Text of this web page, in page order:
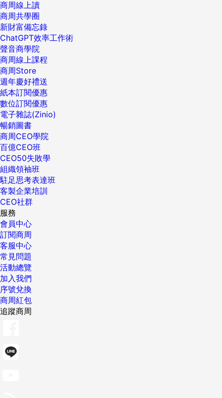
商周線上讀
商周共學圈
新財富備忘錄
ChatGPT效率工作術
聲音商學院
商周線上課程
商周Store
週年慶好禮送
紙本訂閱優惠
數位訂閱優惠
電子雜誌(Zinio)
暢銷圖書
商周CEO學院
百億CEO班
CEO50失敗學
組織領袖班
駐足思考表達班
客製企業培訓
CEO社群
服務
會員中心
訂閱商周
客服中心
常見問題
活動總覽
加入我們
序號兌換
商周紅包
追蹤商周